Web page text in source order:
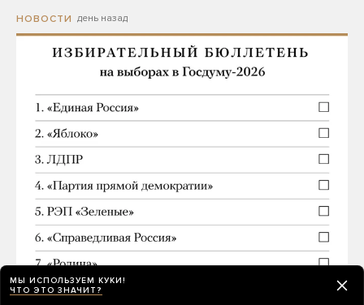
НОВОСТИ день назад
МЫ ИСПОЛЬЗУЕМ КУКИ!
ЧТО ЭТО ЗНАЧИТ?